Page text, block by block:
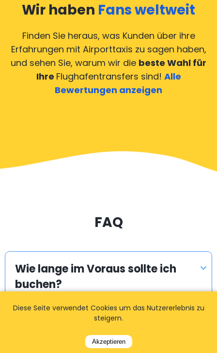
Wir haben Fans weltweit
Finden Sie heraus, was Kunden über ihre
Erfahrungen mit Airporttaxis zu sagen haben,
und sehen Sie, warum wir die beste Wahl für
Ihre Flughafentransfers sind! Alle
Bewertungen anzeigen
FAQ
Wie lange im Voraus sollte ich
buchen?
den Fahrpreis?
Diese Seite verwendet Cookies um das Nutzererlebnis zu
steigern.
Akzeptieren